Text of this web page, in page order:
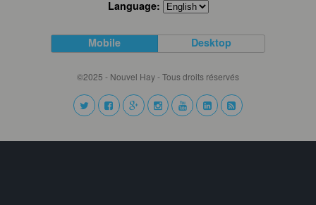
Language:
Mobile Desktop
©2025 - Nouvel Hay - Tous droits réservés